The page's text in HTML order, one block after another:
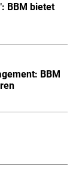
BBM bietet
BBM